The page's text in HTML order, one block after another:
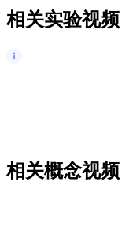
相关实验视频
相关概念视频